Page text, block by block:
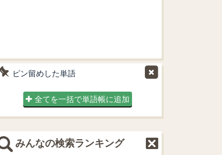
ピン留めした単語
全てを一括で単語帳に追加
みんなの検索ランキング